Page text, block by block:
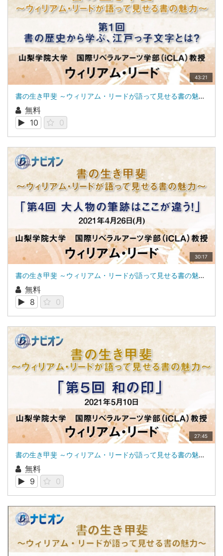
43:21
書の生き甲斐 ～ウィリアム・リードが語って見せる書の魅力～第1回 書の歴史から学ぶ、江戸っ子文字とは？||山梨学院大学 国際リベラルアーツ学部（iCLA）教授 ウィリアム・リード
無料
10
0
30:17
書の生き甲斐 ～ウィリアム・リードが語って見せる書の魅力～第4回 大人物の筆跡はここが違う！|山梨学院大学 国際リベラルアーツ学部（iCLA）教授 ウィリアム・リード
無料
8
0
27:45
書の生き甲斐 ～ウィリアム・リードが語って見せる書の魅力～第5回 和の印|山梨学院大学 国際リベラルアーツ学部（iCLA）教授 ウィリアム・リード
無料
9
0